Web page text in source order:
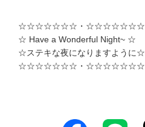
☆☆☆☆☆☆☆・☆☆☆☆☆☆☆
☆ Have a Wonderful Night~ ☆
☆ステキな夜になりますように☆
☆☆☆☆☆☆☆・☆☆☆☆☆☆☆